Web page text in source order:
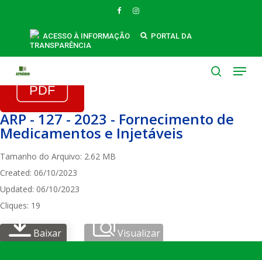
FACEBOOKINSTAGRAM
ACESSO À INFORMAÇÃO
PORTAL DA
TRANSPARÊNCIA
Menu
ARP - 127 - 2023 - Fornecimento de
Medicamentos e Injetáveis
Tamanho do Arquivo: 2.62 MB
Created: 06/10/2023
Updated: 06/10/2023
Cliques: 19
Baixar Visualizar